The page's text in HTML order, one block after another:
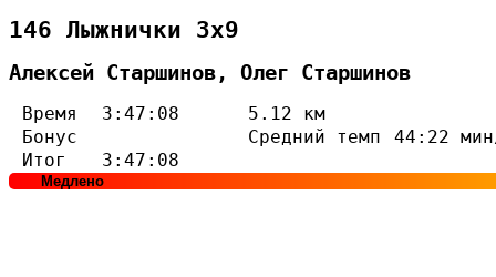
146 Лыжнички 3х9
Алексей Старшинов, Олег Старшинов
Время 3:47:08
5.12 км
Бонус
Средний темп
44:22
Итог
3:47:08
Медлено